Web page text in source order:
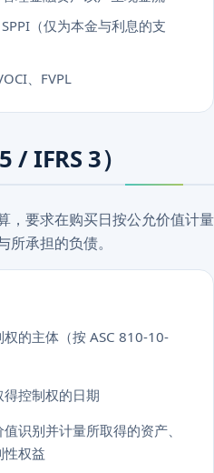
SPPI（仅为本金与利息的支
、FVPL
/ IFRS 3）
，要求在购买日按公允价值计量
承担的负债。
的主体（按 ASC 810-10-
得控制权的日期
识别并计量所取得的资产、
性权益